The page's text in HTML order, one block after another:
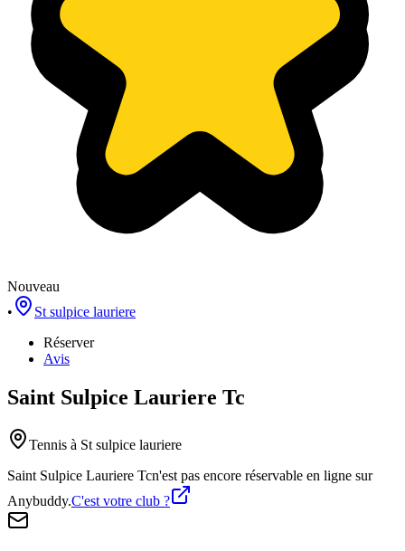
Nouveau
•
St sulpice lauriere
Réserver
Avis
Saint Sulpice Lauriere Tc
Tennis à St sulpice lauriere
Saint Sulpice Lauriere Tcn'est pas encore réservable en ligne sur
Anybuddy.C'est votre club ?